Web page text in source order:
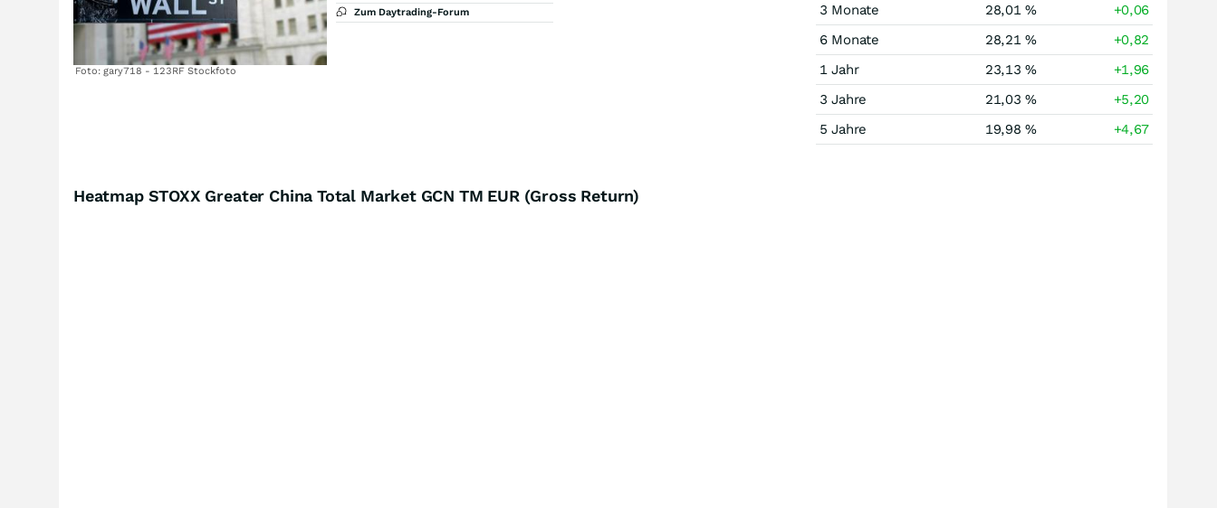
Foto: gary718 - 123RF Stockfoto
Zum Daytrading-Forum
3 Monate
28,01 %
+0,06
6 Monate
28,21 %
+0,82
1 Jahr
23,13 %
+1,96
3 Jahre
21,03 %
+5,20
5 Jahre
19,98 % +4,67
Heatmap STOXX Greater China Total Market GCN TM EUR (Gross Return)